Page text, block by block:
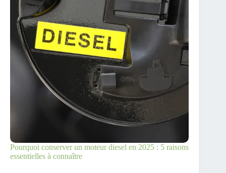
Pourquoi conserver un moteur diesel en 2025 : 5 raisons
essentielles à connaître